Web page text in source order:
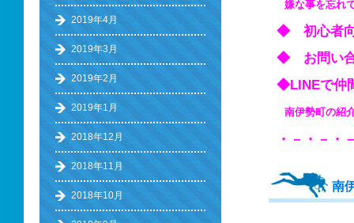
嫌な事を忘れ
◆ 初心
◆ お問い
◆LINEで
南伊勢町
・－・－・
南
2019年4月
2019年3月
2019年2月
2019年1月
2018年12月
2018年11月
2018年10月